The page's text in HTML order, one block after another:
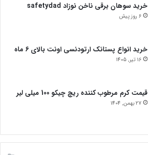
خرید سوهان برقی ناخن نوزاد safetydad
6 روز پیش
خرید انواع پستانک ارتودنسی اونت بالای 6 ماه
16 تیر, 1405
قیمت کرم مرطوب کننده ریچ چیکو 100 میلی لیر
27 بهمن, 1404